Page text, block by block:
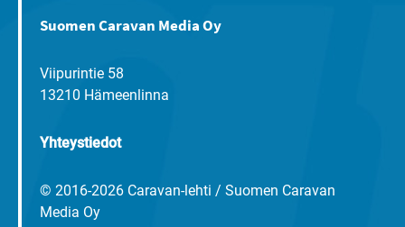
Suomen Caravan Media Oy
Viipurintie 58
13210 Hämeenlinna
Yhteystiedot
© 2016-2026 Caravan-lehti / Suomen Caravan
Media Oy